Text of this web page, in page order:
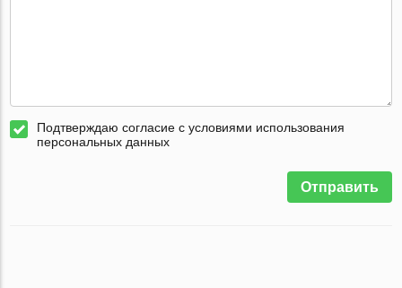
Подтверждаю согласие с условиями использования
персональных данных
Отправить